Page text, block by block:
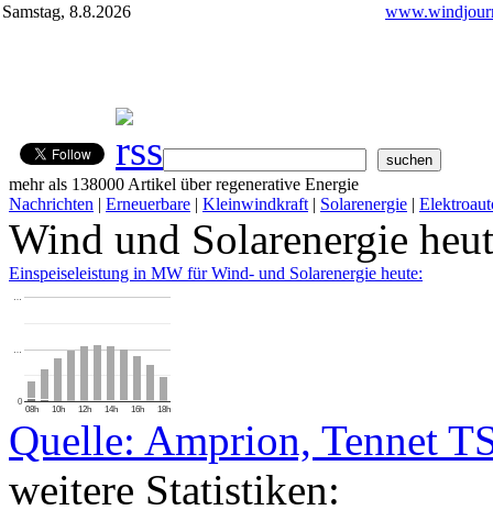
Samstag, 8.8.2026
mehr als 138000 Artikel über regenerative Energie
Nachrichten | Erneuerbare | Kleinwindkraft | Solarenergie |
Wind und Solarenergie
Einspeiseleistung in MW für Wind- und Solarenergie heute:
08h 10h 12h 14h 16h 18h
0
…
…
Quelle: Amprion, Tennet
weitere Statistiken: